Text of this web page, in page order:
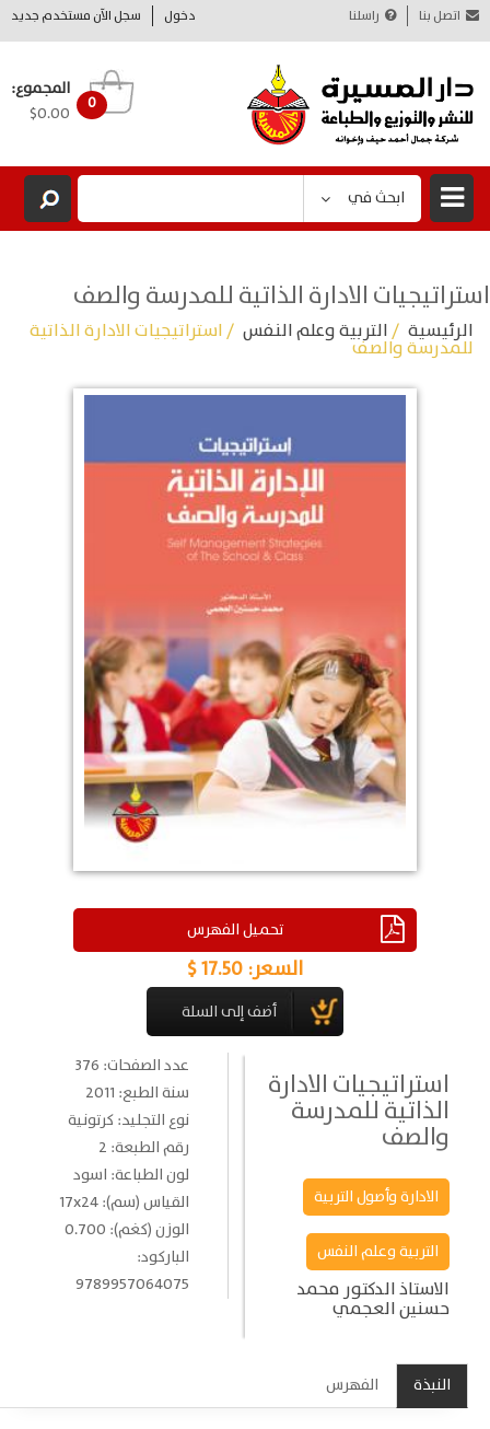
دخول سجل الآن مستخدم جديد اتصل بنا راسلنا
0
المجموع:
$0.00
ابحث في
استراتيجيات الادارة الذاتية للمدرسة والصف
الرئيسية /التربية وعلم النفس / استراتيجيات الادارة الذاتية
للمدرسة والصف
تحميل الفهرس
السعر: 17.50 $
استراتيجيات الادارة
الذاتية للمدرسة
والصف
الادارة وأصول التربية
التربية وعلم النفس
الاستاذ الدكتور محمد
حسنين العجمي
عدد الصفحات: 376
سنة الطبع: 2011
نوع التجليد: كرتونية
رقم الطبعة: 2
لون الطباعة: اسود
القياس (سم): 17x24
الوزن (كغم): 0.700
الباركود:
9789957064075
النبذة الفهرس